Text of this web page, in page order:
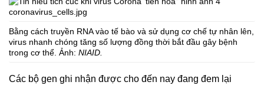
Bằng cách truyền RNA vào tế bào và sử dụng cơ chế tự nhân lên,
virus nhanh chóng tăng số lượng đồng thời bắt đầu gây bệnh
trong cơ thể. Ảnh: NIAID.
Các bộ gen ghi nhận được cho đến nay đang đem lại